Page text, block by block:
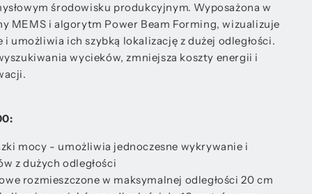
środowisku produkcyjnym. Wyposażona w
MEMS i algorytm Power Beam Forming, wizualizuje
umożliwia ich szybką lokalizację z dużej odległości.
wycieków, zmniejsza koszty energii i
mocy - umożliwia jednoczesne wykrywanie i
z dużych odległości
rozmieszczone w maksymalnej odległości 20 cm